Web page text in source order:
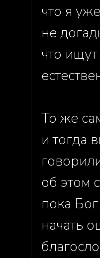
что я
не
что
То же
и тогда
об этом
пока
начать